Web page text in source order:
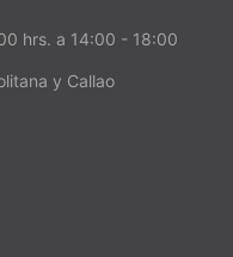
hrs. a 14:00 - 18:00
y Callao